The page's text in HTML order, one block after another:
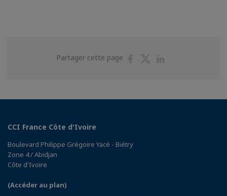
Partager cette page
PartagerPartager
CCI France Côte d'Ivoire
Boulevard Philippe Grégoire Yacé - Biétry
Zone 4 / Abidjan
Côte d'Ivoire
(Accéder au plan)